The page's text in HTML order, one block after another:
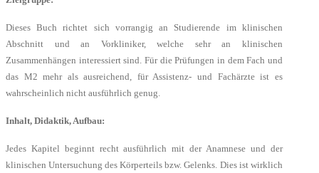
Dieses Buch richtet sich vorrangig an Studierende im klinischen
Abschnitt und an Vorkliniker, welche sehr an klinischen
Zusammenhängen interessiert sind. Für die Prüfungen in dem Fach und
das M2 mehr als ausreichend, für Assistenz- und Fachärzte ist es
wahrscheinlich nicht ausführlich genug.
Inhalt, Didaktik, Aufbau:
Jedes Kapitel beginnt recht ausführlich mit der Anamnese und der
klinischen Untersuchung des Körperteils bzw. Gelenks. Dies ist wirklich